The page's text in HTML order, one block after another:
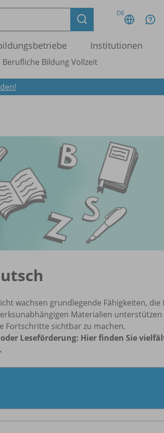
DE
Institutionen
Berufliche Bildung Vollzeit
wachsen grundlegende Fähigkeiten,
Materialien unterstützen
Fortschritte sichtbar zu machen.
Leseförderung: Hier finden Sie